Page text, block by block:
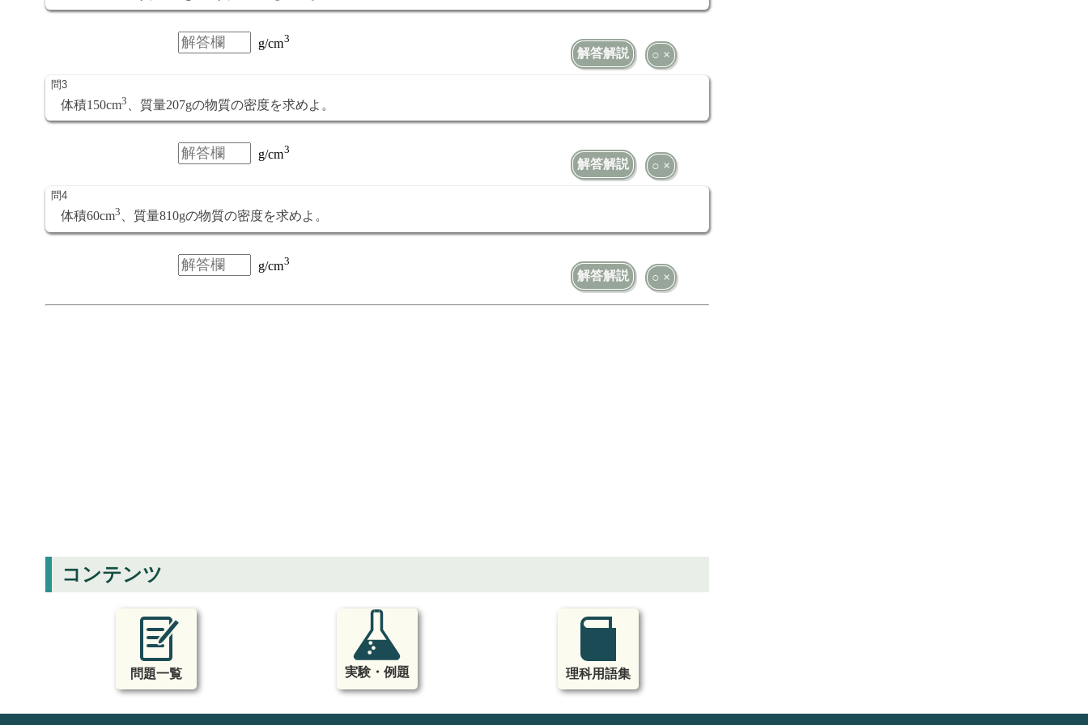
解答解説 ○ ×
体積150cm3 、質量207gの物質の密度を求めよ。
解答解説 ○ ×
体積60cm3 、質量810gの物質の密度を求めよ。
解答解説 ○ ×
コンテンツ
問題一覧 実験・例題 理科用語集